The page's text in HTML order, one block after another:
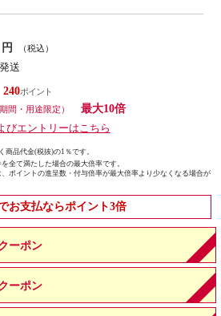
円 （税込）
送
240
期間・用途限定）
最大10倍
びエントリーはこちら
品代金(税抜)の1％です。
全て満たした場合の最大倍率です。
ポイントの進呈数・付与倍率が最大倍率より少なくなる場合が
お支払ならポイント3倍
ーポン
ーポン